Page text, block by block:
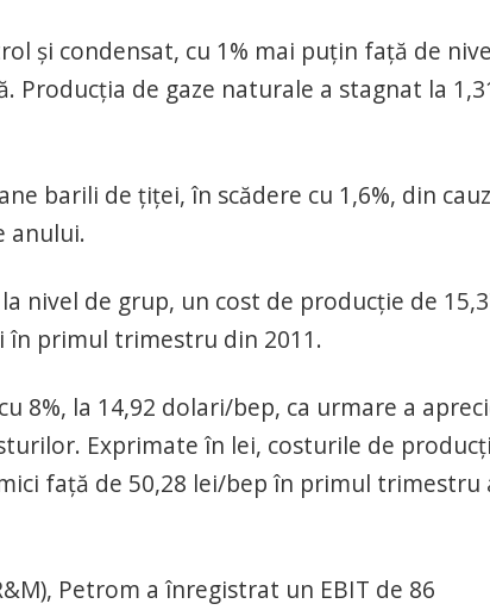
şi condensat, cu 1% mai puţin faţă de
de gaze naturale a stagnat la
barili de ţiţei, în scădere cu 1,6%, din
anului.
nivel de grup, un cost de producţie de
în primul trimestru din 2011.
8%, la 14,92 dolari/bep, ca urmare a
Exprimate în lei, costurile de
faţă de 50,28 lei/bep în primul trimestru
Petrom a înregistrat un EBIT de 86